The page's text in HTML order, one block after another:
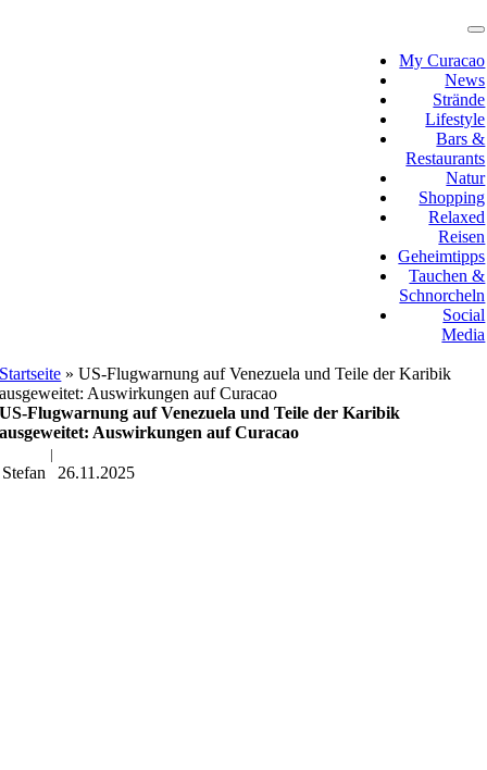
My Curacao
News
Strände
Lifestyle
Bars &
Restaurants
Natur
Shopping
Relaxed
Reisen
Geheimtipps
Tauchen &
Schnorcheln
Social
Media
Startseite »US-Flugwarnung auf Venezuela und Teile der Karibik
ausgeweitet: Auswirkungen auf Curacao
US-Flugwarnung auf Venezuela und Teile der Karibik
ausgeweitet: Auswirkungen auf Curacao
Stefan
|
26.11.2025